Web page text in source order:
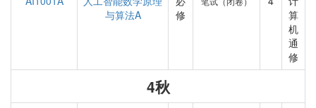
与算法A
修
算
机
通
修
4秋